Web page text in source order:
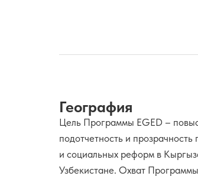
География
Цель Программы EGED –
подотчетность и
и социальных реформ в
Узбекистане. Охват